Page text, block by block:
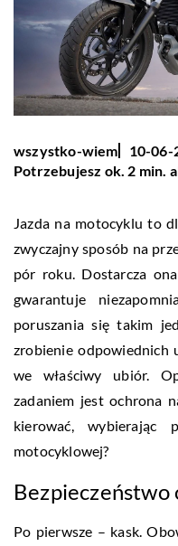
wszystko-wiem
10-06-
Potrzebujesz ok. 2 min.
Jazda na motocyklu to
zwyczajny sposób na
pór roku. Dostarcza
gwarantuje
poruszania się takim
zrobienie odpowiednich
we właściwy ubiór.
zadaniem jest ochrona
kierować, wybierając
motocyklowej?
Po pierwsze – kask.